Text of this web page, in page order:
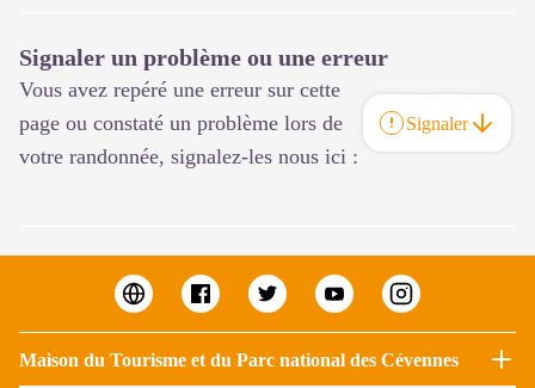
Signaler un problème ou une erreur
Vous avez repéré une erreur sur cette
page ou constaté un problème lors de
votre randonnée, signalez-les nous ici :
Signaler
Maison du Tourisme et du Parc national des Cévennes